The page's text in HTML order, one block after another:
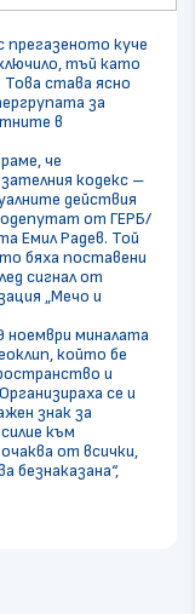
прегазеното куче
тъй като
Това става ясно
за
в
че
кодекс –
действия
от ГЕРБ/
Емил Радев. Той
бяха поставени
сигнал от
„Мечо и
ноември миналата
който бе
и
се и
знак за
към
от всички,